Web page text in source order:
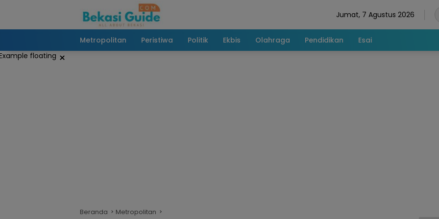
Jumat, 7 Agustus 2026
Metropolitan Peristiwa Politik Ekbis Olahraga Pendidikan Esai
×
Beranda Metropolitan